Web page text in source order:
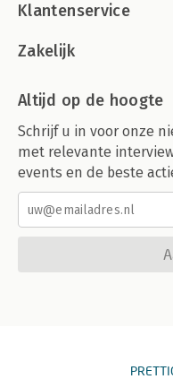
Klantenservice
Zakelijk
Altijd op de hoogte
Schrijf u in voor onze
met relevante
events en de beste